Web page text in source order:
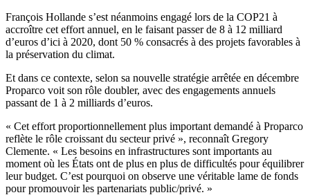
François Hollande s’est néanmoins engagé lors de la COP21 à
accroître cet effort annuel, en le faisant passer de 8 à 12 milliard
d’euros d’ici à 2020, dont 50 % consacrés à des projets favorables à
la préservation du climat.
Et dans ce contexte, selon sa nouvelle stratégie arrêtée en décembre
Proparco voit son rôle doubler, avec des engagements annuels
passant de 1 à 2 milliards d’euros.
« Cet effort proportionnellement plus important demandé à Proparco
reflète le rôle croissant du secteur privé », reconnaît Gregory
Clemente. « Les besoins en infrastructures sont importants au
moment où les États ont de plus en plus de difficultés pour équilibrer
leur budget. C’est pourquoi on observe une véritable lame de fonds
pour promouvoir les partenariats public/privé. »